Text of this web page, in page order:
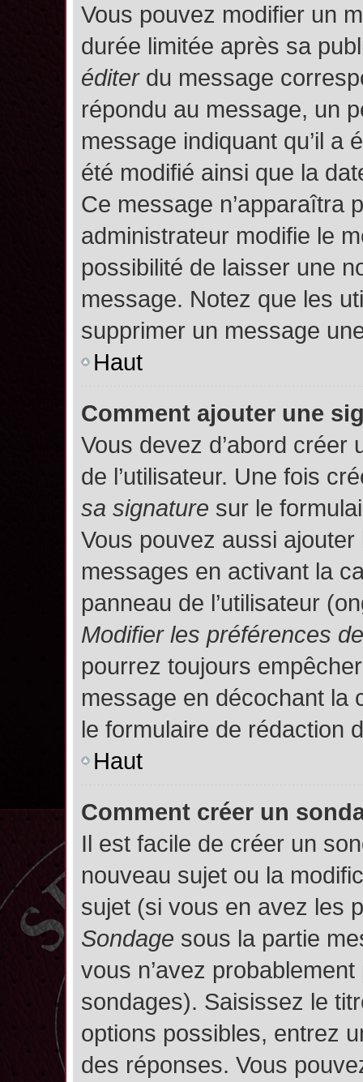
Vous pouvez modifier un
durée limitée après sa
éditerdu message
répondu au message, un
message indiquant qu’il a
été modifié ainsi que la
Ce message n’apparaîtra
administrateur modifie le
possibilité de laisser une
message. Notez que les
supprimer un message
Haut
Comment ajouter une
Vous devez d’abord
de l’utilisateur. Une fois
sa signature sur le
Vous pouvez aussi
messages en activant la
panneau de l’utilisateur
Modifier les préférences
pourrez toujours
message en décochant la
le formulaire de rédaction
Haut
Comment créer un
Il est facile de créer un
nouveau sujet ou la
sujet (si vous en avez les
Sondage sous la partie
vous n’avez
sondages). Saisissez le
options possibles, entrez
des réponses. Vous